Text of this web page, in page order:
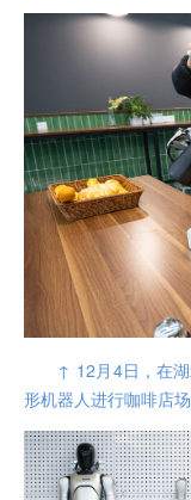
↑ 12月4日，在
形机器人进行咖啡店场